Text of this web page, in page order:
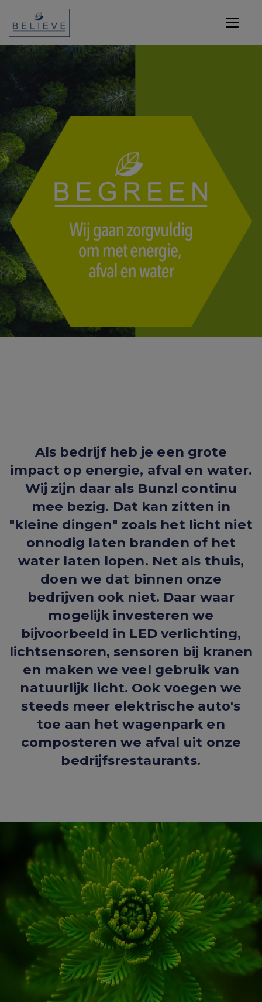
Als bedrijf heb je een grote
impact op energie, afval en water.
Wij zijn daar als Bunzl continu
mee bezig. Dat kan zitten in
"kleine dingen" zoals het licht niet
onnodig laten branden of het
water laten lopen. Net als thuis,
doen we dat binnen onze
bedrijven ook niet. Daar waar
mogelijk investeren we
bijvoorbeeld in LED verlichting,
lichtsensoren, sensoren bij kranen
en maken we veel gebruik van
natuurlijk licht. Ook voegen we
steeds meer elektrische auto's
toe aan het wagenpark en
composteren we afval uit onze
bedrijfsrestaurants.